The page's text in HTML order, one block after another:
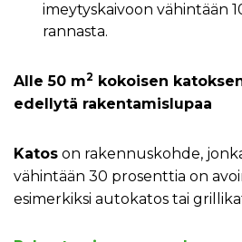
imeytyskaivoon vähintään
rannasta.
Alle 50 m2 kokoisen
edellytä rakentamislupaa
Katos on rakennuskohde,
vähintään 30 prosenttia on
esimerkiksi autokatos tai